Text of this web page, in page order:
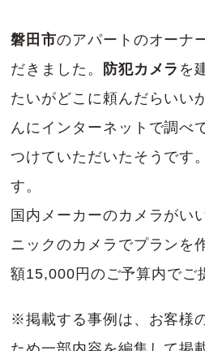
磐田市のアパートのオーナ
だきました。
防犯カメラ を
たいがどこに頼んだらいい
んにインターネットで調べ
つけていただいたそうです
す。
国内メーカーのカメラがい
ニックのカメラでプランを
額15,000円のご予算内でご
※掲載する事例は、お客様